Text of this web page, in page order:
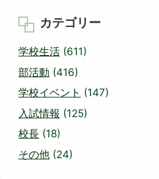
カテゴリー
学校生活 (611)
部活動 (416)
学校イベント (147)
入試情報 (125)
校長 (18)
その他 (24)